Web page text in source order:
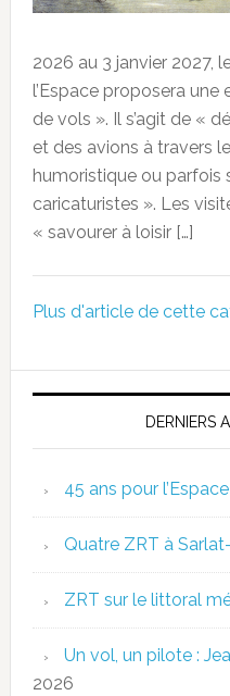
2026 au 3 janvier 2027,
l’Espace proposera
de vols ». Il s’agit de «
et des avions à travers
humoristique ou parfois
caricaturistes ». Les
« savourer à loisir […]
Plus d'article de cette
DERNIERS
45 ans pour
Quatre ZRT à
ZRT sur le littoral
Un vol, un pilote :
2026